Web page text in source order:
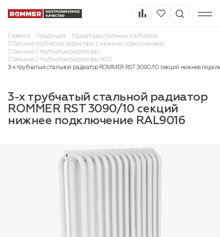
Главная Продукция
Радиаторы стальные трубчатые
Стальные трубчатые радиаторы с нижним подключением
Стальные 3 трубчатые радиаторы
Стальные 3 трубчатые радиаторы 900
3-х трубчатый стальной радиатор ROMMER RST 3090/10 секций нижнее
3-х трубчатый стальной радиатор
ROMMER RST 3090/10 секций
нижнее подключение RAL9016